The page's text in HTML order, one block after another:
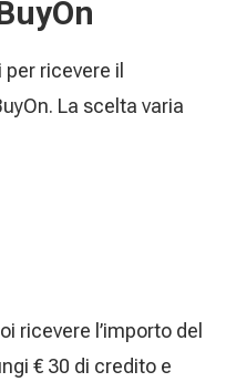
ricevere il
La scelta varia
ricevere l’importo del
€ 30 di credito e